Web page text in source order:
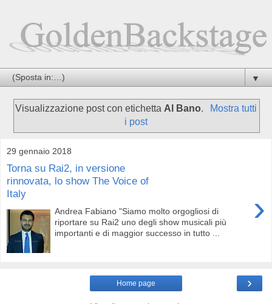
▼
Visualizzazione post con etichetta Al Bano.
Mostra tutti
i post
29 gennaio 2018
Torna su Rai2, in versione
rinnovata, lo show The Voice of
Italy
›
Andrea Fabiano "Siamo molto orgogliosi di
riportare su Rai2 uno degli show musicali più
importanti e di maggior successo in tutto ...
›
Home page